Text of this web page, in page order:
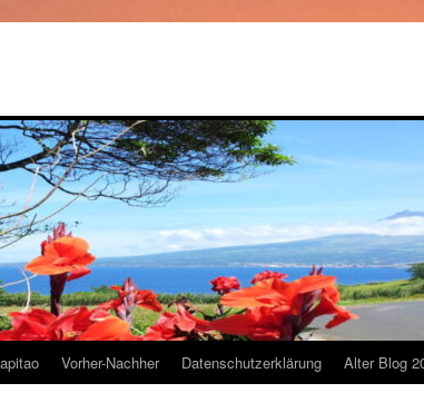
Vorher-Nachher Datenschutzerklärung Alter Blog